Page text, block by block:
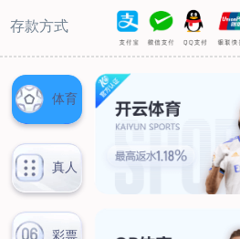
汉堡包装纸
包肉纸
吸油纸
新闻展示
公司新闻
行业资讯
联系我们
联系方式
客户留言